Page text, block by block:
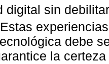
digital sin
debe
la